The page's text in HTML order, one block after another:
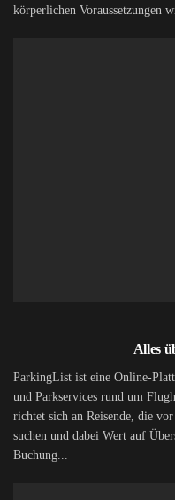
körperlichen Voraussetzungen
Alles
ParkingList ist eine Online-
und Parkservices rund um
richtet sich an Reisende, die
suchen und dabei Wert auf
Buchung...